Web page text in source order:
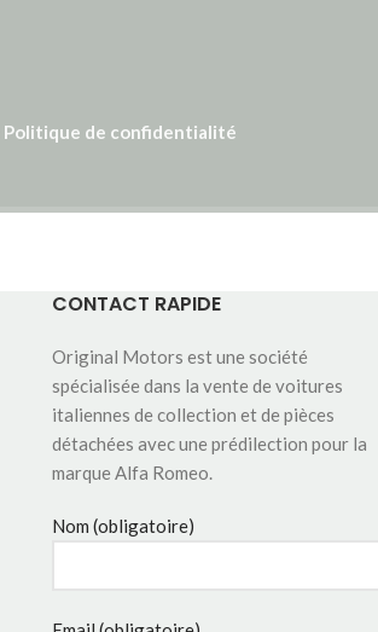
Politique de confidentialité
CONTACT RAPIDE
Original Motors est une société
spécialisée dans la vente de voitures
italiennes de collection et de pièces
détachées avec une prédilection pour la
marque Alfa Romeo.
Nom (obligatoire)